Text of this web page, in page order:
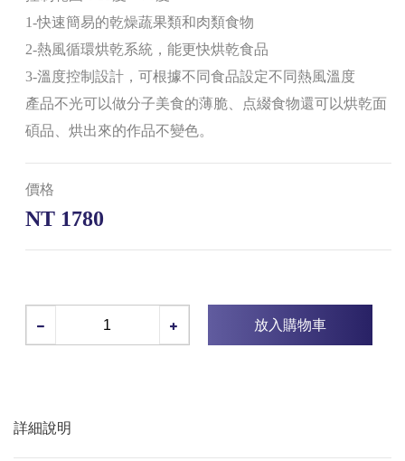
1-快速簡易的乾燥蔬果類和肉類食物
2-熱風循環烘乾系統，能更快烘乾食品
3-溫度控制設計，可根據不同食品設定不同熱風溫度
產品不光可以做分子美食的薄脆、点綴食物還可以烘乾面
碩品、烘出來的作品不變色。
價格
NT 1780
放入購物車
詳細說明